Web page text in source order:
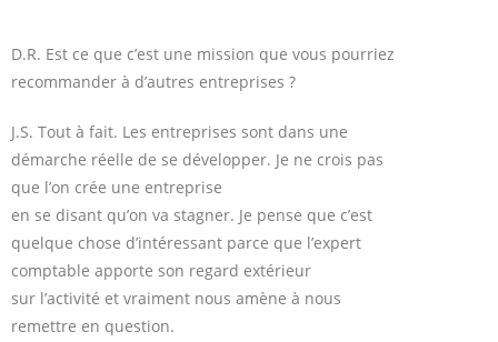
D.R. Est ce que c’est une mission que vous pourriez
recommander à d’autres entreprises ?
J.S. Tout à fait. Les entreprises sont dans une
démarche réelle de se développer. Je ne crois pas
que l’on crée une entreprise
en se disant qu’on va stagner. Je pense que c’est
quelque chose d’intéressant parce que l’expert
comptable apporte son regard extérieur
sur l’activité et vraiment nous amène à nous
remettre en question.